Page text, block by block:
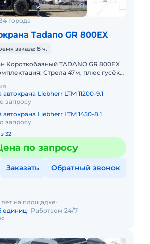
города
Tadano GR 800EX
заказа: 8 ч.
Короткобазный TADANO GR 800EX
Стрела 47м, плюс гусёк
Liebherr LTM 11200-9.1
запросу
Liebherr LTM 1450-8.1
запросу
32
по запросу
Заказать Обратный звонок
лет на площадке
единиц Работаем 24/7